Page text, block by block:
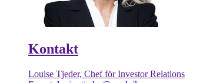
Kontakt
Louise Tjeder, Chef för Investor Relations